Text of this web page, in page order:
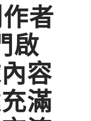
者
啟
容
滿